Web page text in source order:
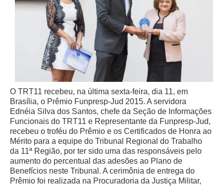
Turmas
Varas do Trabalho
Juízes Manaus
Juízes Roraima
Juízes Interior
Juízes Substitutos
Diretores
Comitês
Comitê Gestor Regional do PJe
Comitê Gestor Regional do e-Gestão e de Tabelas
Processuais Unificadas
Comitê do Datajud
O TRT11 recebeu, na última sexta-feira, dia 11, em
Brasília, o Prêmio Funpresp-Jud 2015. A servidora
Ednéia Silva dos Santos, chefe da Seção de Informações
Funcionais do TRT11 e Representante da Funpresp-Jud,
recebeu o troféu do Prêmio e os Certificados de Honra ao
Mérito para a equipe do Tribunal Regional do Trabalho
da 11ª Região, por ter sido uma das responsáveis pelo
aumento do percentual das adesões ao Plano de
Benefícios neste Tribunal. A cerimônia de entrega do
Prêmio foi realizada na Procuradoria da Justiça Militar,